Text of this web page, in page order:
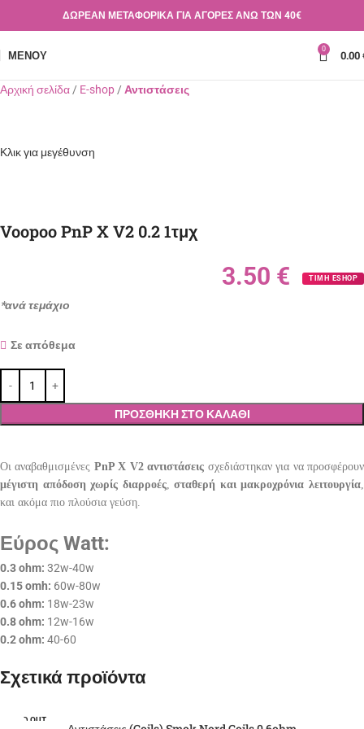
ΔΩΡΕΑΝ ΜΕΤΑΦΟΡΙΚΑ ΓΙΑ ΑΓΟΡΕΣ ΑΝΩ ΤΩΝ 40€
ΜΕΝΟΎ 0 0.00
Αρχική σελίδα E-shop Αντιστάσεις
Κλικ για μεγέθυνση
Voopoo PnP X V2 0.2 1τμχ
3.50 € ΤΙΜΗ ESHOP
*ανά τεμάχιο
Σε απόθεμα
ΠΡΟΣΘΉΚΗ ΣΤΟ ΚΑΛΆΘΙ
Οι αναβαθμισμένες PnP X V2 αντιστάσεις σχεδιάστηκαν για να προσφέρουν
μέγιστη απόδοση χωρίς διαρροές,σταθερή και μακροχρόνια λειτουργία,
και ακόμα πιο πλούσια γεύση.
Εύρος Watt:
0.3 ohm: 32w-40w
0.15 omh: 60w-80w
0.6 ohm: 18w-23w
0.8 ohm: 12w-16w
0.2 ohm: 40-60
Σχετικά προϊόντα
SOLD OUT